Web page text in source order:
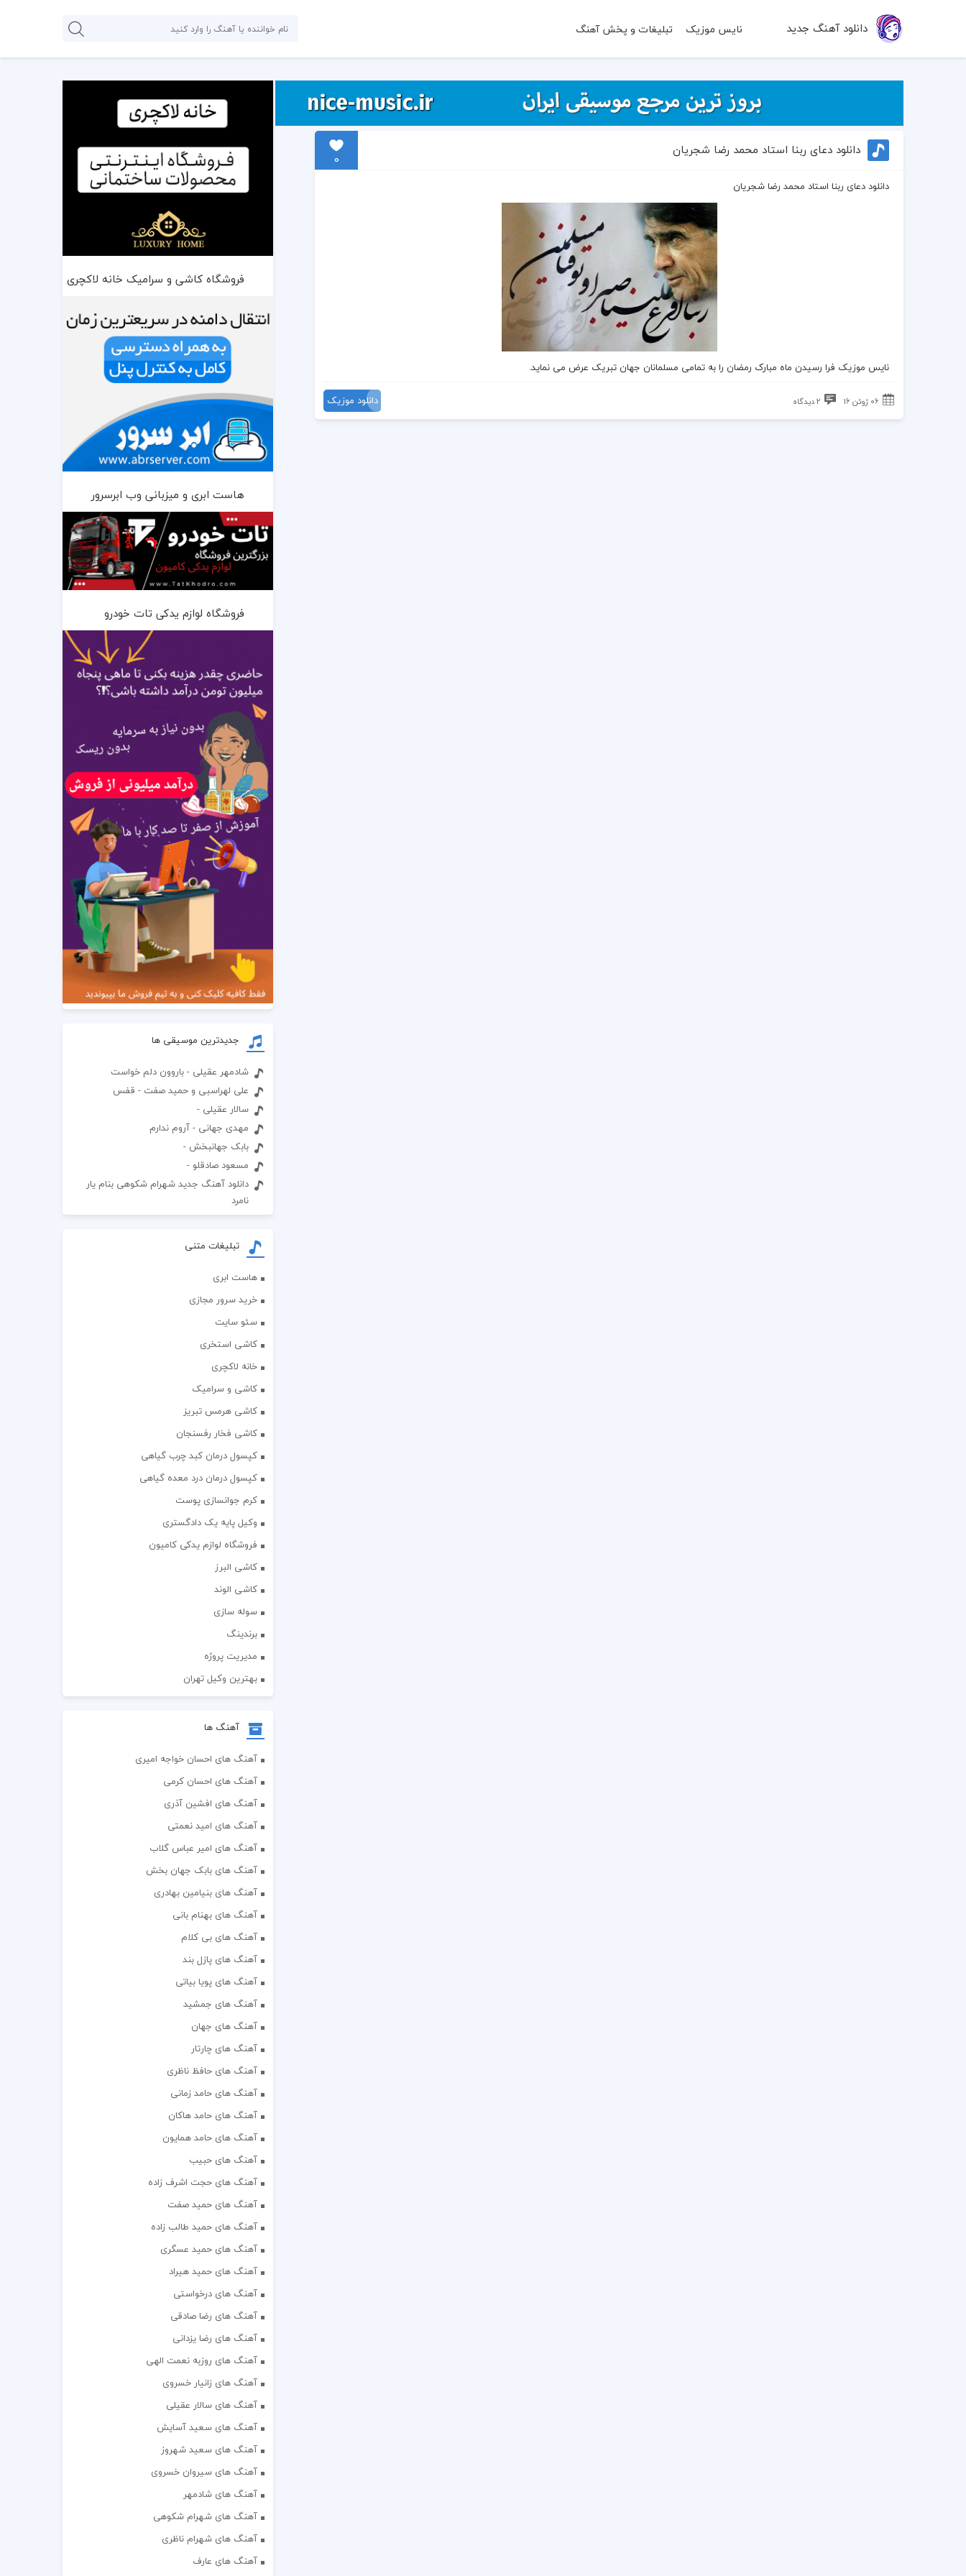
دانلود آهنگ جدید نایس موزیک تبلیغات و پخش آهنگ
دانلود دعای ربنا استاد محمد رضا شجریان
0
دانلود دعای ربنا استاد محمد رضا شجریان
نایس موزیک فرا رسیدن ماه مبارک رمضان را به تمامی مسلمانان جهان تبریک عرض می نماید.
06 ژوئن 16 2 دیدگاه دانلود موزیک
فروشگاه کاشی و سرامیک خانه لاکچری
هاست ابری و میزبانی وب ابرسرور
فروشگاه لوازم یدکی تات خودرو
جدیدترین موسیقی ها
شادمهر عقیلی - باروون دلم خواست
علی لهراسبی و حمید صفت - قفس
سالار عقیلی -
مهدی جهانی - آروم ندارم
بابک جهانبخش -
مسعود صادقلو -
دانلود آهنگ جدید شهرام شکوهی بنام یار
نامرد
تبلیغات متنی
هاست ابری
خرید سرور مجازی
سئو سایت
کاشی استخری
خانه لاکچری
کاشی و سرامیک
کاشی هرمس تبریز
کاشی فخار رفسنجان
کپسول درمان کبد چرب گیاهی
کپسول درمان درد معده گیاهی
کرم جوانسازی پوست
وکیل پایه یک دادگستری
فروشگاه لوازم یدکی کامیون
کاشی البرز
کاشی الوند
سوله سازی
برندینگ
مدیریت پروژه
بهترین وکیل تهران
آهنگ ها
آهنگ های احسان خواجه امیری
آهنگ های احسان کرمی
آهنگ های افشین آذری
آهنگ های امید نعمتی
آهنگ های امیر عباس گلاب
آهنگ های بابک جهان بخش
آهنگ های بنیامین بهادری
آهنگ های بهنام بانی
آهنگ های بی کلام
آهنگ های پازل بند
آهنگ های پویا بیاتی
آهنگ های جمشید
آهنگ های جهان
آهنگ های چارتار
آهنگ های حافظ ناظری
آهنگ های حامد زمانی
آهنگ های حامد هاکان
آهنگ های حامد همایون
آهنگ های حبیب
آهنگ های حجت اشرف زاده
آهنگ های حمید صفت
آهنگ های حمید طالب زاده
آهنگ های حمید عسگری
آهنگ های حمید هیراد
آهنگ های درخواستی
آهنگ های رضا صادقی
آهنگ های رضا یزدانی
آهنگ های روزبه نعمت الهی
آهنگ های زانیار خسروی
آهنگ های سالار عقیلی
آهنگ های سعید آسایش
آهنگ های سعید شهروز
آهنگ های سیروان خسروی
آهنگ های شادمهر
آهنگ های شهرام شکوهی
آهنگ های شهرام ناظری
آهنگ های عارف